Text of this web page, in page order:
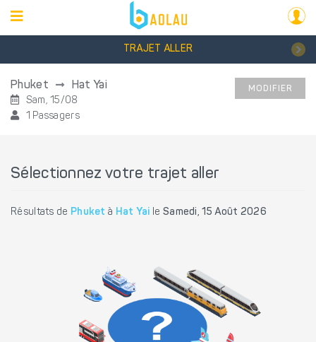
TRAJET ALLER
Phuket Hat Yai
Sam, 15/08
1 Passagers
MODIFIER
Sélectionnez votre trajet aller
Résultats de Phuket à Hat Yai le Samedi, 15 Août 2026